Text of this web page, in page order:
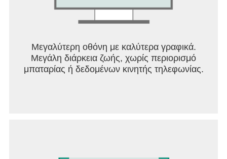
Μεγαλύτερη οθόνη με καλύτερα γραφικά.
Μεγάλη διάρκεια ζωής, χωρίς περιορισμό
μπαταρίας ή δεδομένων κινητής τηλεφωνίας.